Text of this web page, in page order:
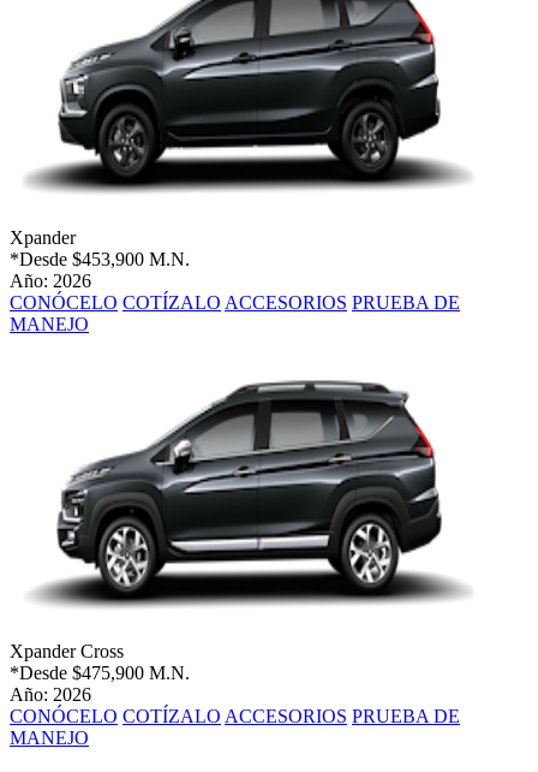
Xpander
*Desde $453,900 M.N.
Año: 2026
CONÓCELO COTÍZALO ACCESORIOS PRUEBA DE
MANEJO
Xpander Cross
*Desde $475,900 M.N.
Año: 2026
CONÓCELO COTÍZALO ACCESORIOS PRUEBA DE
MANEJO